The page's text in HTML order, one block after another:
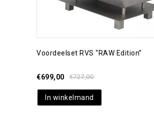
Voordeelset RVS “RAW Edition”
€727,00
€699,00
In winkelmand